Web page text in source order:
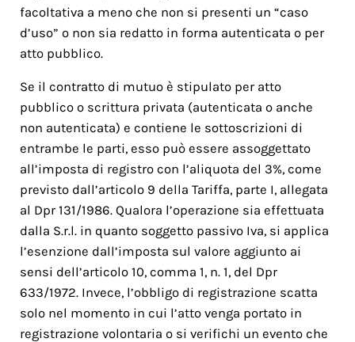
facoltativa a meno che non si presenti un “caso
d’uso” o non sia redatto in forma autenticata o per
atto pubblico.
Se il contratto di mutuo è stipulato per atto
pubblico o scrittura privata (autenticata o anche
non autenticata) e contiene le sottoscrizioni di
entrambe le parti, esso può essere assoggettato
all’imposta di registro con l’aliquota del 3%, come
previsto dall’articolo 9 della Tariffa, parte I, allegata
al Dpr 131/1986. Qualora l’operazione sia effettuata
dalla S.r.l. in quanto soggetto passivo Iva, si applica
l’esenzione dall’imposta sul valore aggiunto ai
sensi dell’articolo 10, comma 1, n. 1, del Dpr
633/1972. Invece, l’obbligo di registrazione scatta
solo nel momento in cui l’atto venga portato in
registrazione volontaria o si verifichi un evento che